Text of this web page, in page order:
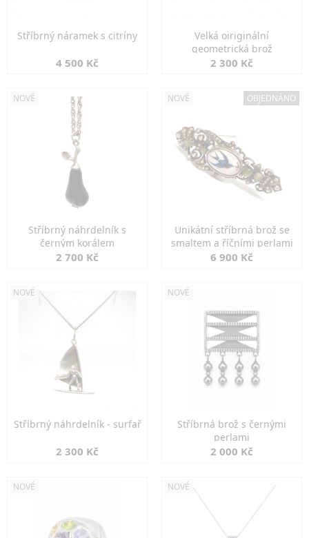
Stříbrný náramek s citríny
4 500 Kč
Velká oiriginální
geometrická brož
2 300 Kč
NOVÉ
Stříbrný náhrdelník s
černým korálem
2 700 Kč
NOVÉ OBJEDNÁNO
Unikátní stříbrná brož se
smaltem a říčními perlami
6 900 Kč
NOVÉ
Stříbrný náhrdelník - surfař
2 300 Kč
NOVÉ
Stříbrná brož s černými
perlami
2 000 Kč
NOVÉ NOVÉ